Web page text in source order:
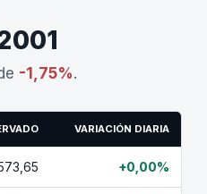
-1,75%.
VARIACIÓN DIARIA
+0,00%